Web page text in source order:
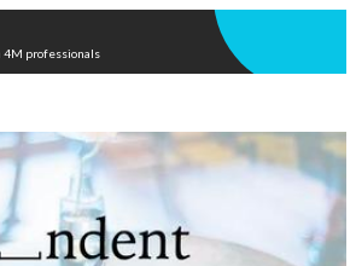
4M professionals